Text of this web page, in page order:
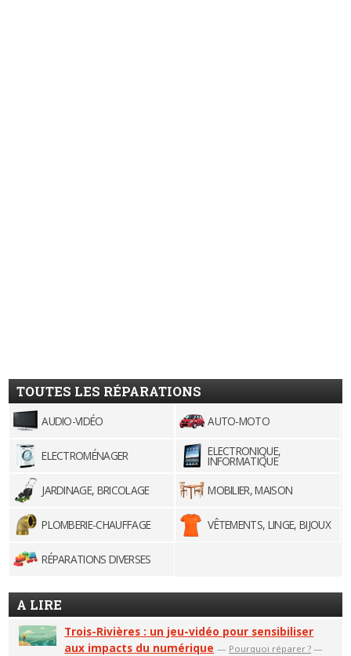
TOUTES LES RÉPARATIONS
AUDIO-VIDÉO AUTO-MOTO
ELECTROMÉNAGER ELECTRONIQUE,
INFORMATIQUE
JARDINAGE, BRICOLAGE
MOBILIER, MAISON
PLOMBERIE-CHAUFFAGE VÊTEMENTS, LINGE, BIJOUX
RÉPARATIONS DIVERSES
A LIRE
Trois-Rivières : un jeu-vidéo pour sensibiliser
aux impacts du numérique — Pourquoi réparer ? —